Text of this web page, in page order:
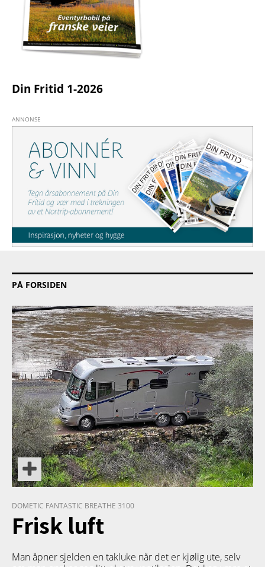
Din Fritid 1-2026
PÅ FORSIDEN
PRODUKT
DOMETIC FANTASTIC BREATHE 3100
Frisk luft
Man åpner sjelden en takluke når det er kjølig ute, selv